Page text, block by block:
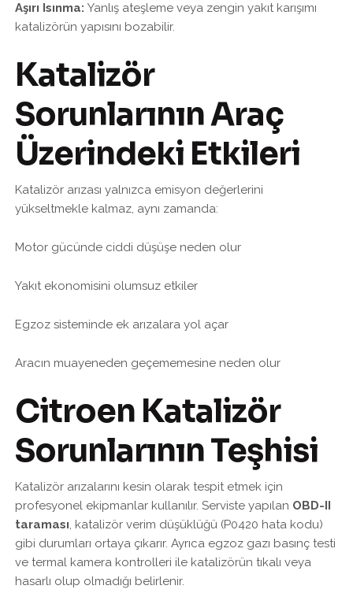
Aşırı Isınma: Yanlış ateşleme veya zengin yakıt karışımı
katalizörün yapısını bozabilir.
Katalizör
Sorunlarının Araç
Üzerindeki Etkileri
Katalizör arızası yalnızca emisyon değerlerini
yükseltmekle kalmaz, aynı zamanda:
Motor gücünde ciddi düşüşe neden olur
Yakıt ekonomisini olumsuz etkiler
Egzoz sisteminde ek arızalara yol açar
Aracın muayeneden geçememesine neden olur
Citroen Katalizör
Sorunlarının Teşhisi
Katalizör arızalarını kesin olarak tespit etmek için
profesyonel ekipmanlar kullanılır. Serviste yapılan OBD-II
taraması, katalizör verim düşüklüğü (P0420 hata kodu)
gibi durumları ortaya çıkarır. Ayrıca egzoz gazı basınç testi
ve termal kamera kontrolleri ile katalizörün tıkalı veya
hasarlı olup olmadığı belirlenir.